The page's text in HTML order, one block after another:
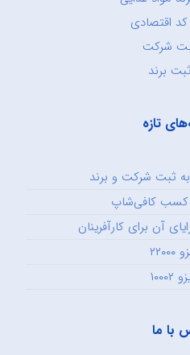
اقتصادی
شرکت
ثبت برند
تازه
به ثبت شرکت و برند
کسب کافی‌شاپ
آن برای کارآفرینان
۲۲۰۰۰
۱۰۰۰۲
با ما